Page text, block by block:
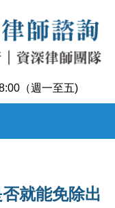
（週一至五)
就能免除出